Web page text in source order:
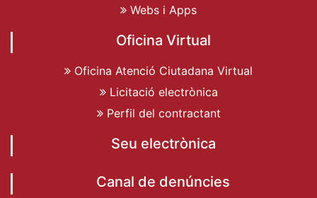
Webs i Apps
Oficina Virtual
Oficina Atenció Ciutadana Virtual
Licitació electrònica
Perfil del contractant
Seu electrònica
Canal de denúncies